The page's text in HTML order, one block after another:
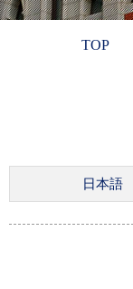
TOP